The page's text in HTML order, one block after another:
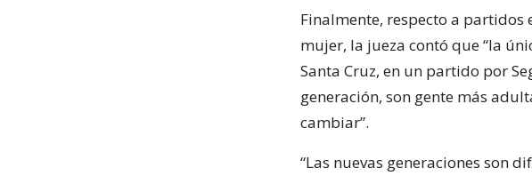
Finalmente, respecto a
mujer, la jueza contó que “la
Santa Cruz, en un partido por
generación, son gente más
cambiar”.
“Las nuevas generaciones son